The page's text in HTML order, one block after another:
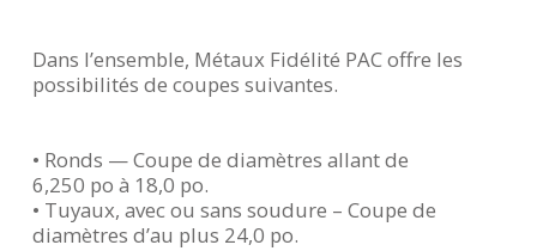
Dans l’ensemble, Métaux Fidélité PAC offre les
possibilités de coupes suivantes.
• Ronds — Coupe de diamètres allant de
6,250 po à 18,0 po.
• Tuyaux, avec ou sans soudure – Coupe de
diamètres d’au plus 24,0 po.